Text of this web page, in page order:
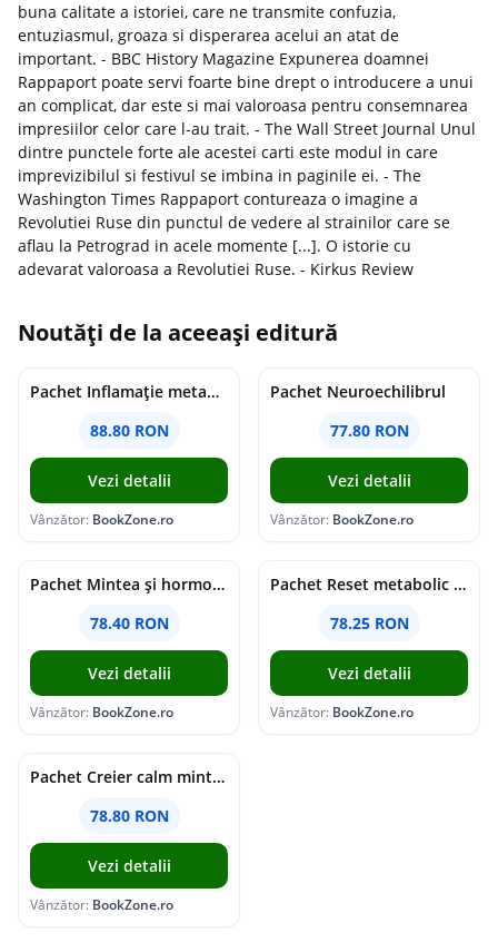
buna calitate a istoriei, care ne transmite confuzia,
entuziasmul, groaza si disperarea acelui an atat de
important. - BBC History Magazine Expunerea doamnei
Rappaport poate servi foarte bine drept o introducere a unui
an complicat, dar este si mai valoroasa pentru consemnarea
impresiilor celor care l-au trait. - The Wall Street Journal Unul
dintre punctele forte ale acestei carti este modul in care
imprevizibilul si festivul se imbina in paginile ei. - The
Washington Times Rappaport contureaza o imagine a
Revolutiei Ruse din punctul de vedere al strainilor care se
aflau la Petrograd in acele momente [...]. O istorie cu
adevarat valoroasa a Revolutiei Ruse. - Kirkus Review
Noutăți de la aceeași editură
Pachet Inflamație metabolism și creier
88.80 RON
Vezi detalii
Vânzător: BookZone.ro
Pachet Neuroechilibrul
77.80 RON
Vezi detalii
Vânzător: BookZone.ro
Pachet Mintea și hormonii tăi
78.40 RON
Vezi detalii
Vânzător: BookZone.ro
Pachet Reset metabolic complet
78.25 RON
Vezi detalii
Vânzător: BookZone.ro
Pachet Creier calm minte puternică
78.80 RON
Vezi detalii
Vânzător: BookZone.ro